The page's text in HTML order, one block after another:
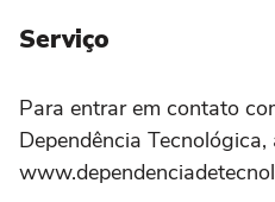
Serviço
Para entrar em contato
Dependência Tecnológica,